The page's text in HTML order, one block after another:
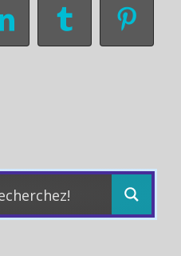
LinkedInTumblr